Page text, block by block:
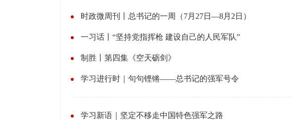
时政微周刊丨总书记的一周（7月27日—8月2日）
一习话丨“坚持党指挥枪 建设自己的人民军队”
制胜丨第四集《空天砺剑》
学习进行时｜句句铿锵——总书记的强军号令
学习新语｜坚定不移走中国特色强军之路